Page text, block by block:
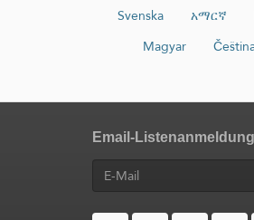
Svenska
አማርኛ
Magyar
Email-Listenanmeldung